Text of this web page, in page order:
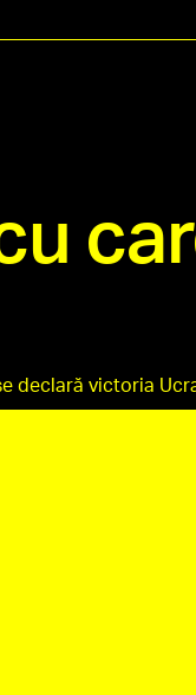
declară victoria